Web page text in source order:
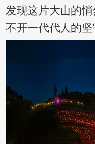
发现这片大山的
不开一代代人的坚